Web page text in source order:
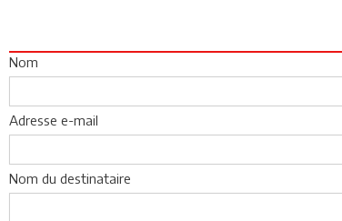
Nom
Adresse e-mail
Nom du destinataire